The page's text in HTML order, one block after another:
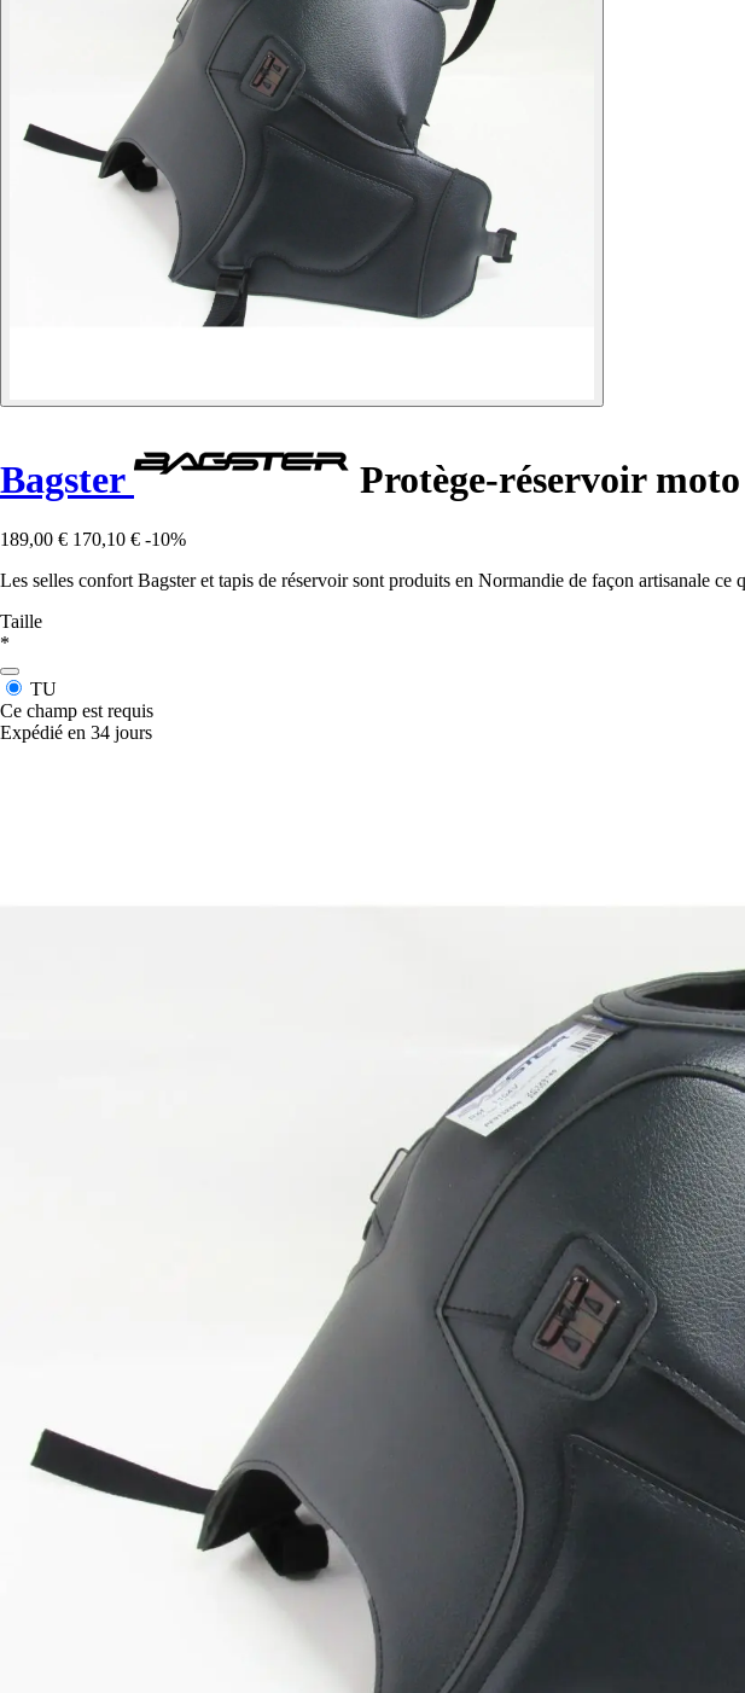
Bagster Protège-réservoir
189,00 € 170,10 € -10%
Les selles confort Bagster et tapis de réservoir sont produits en Normandie de façon artisanale
Taille
*
TU
Ce champ est requis
Expédié en 34 jours